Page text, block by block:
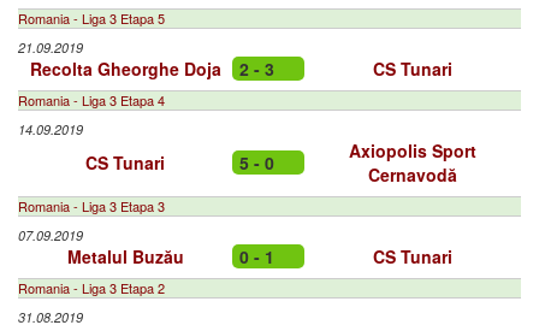
Romania - Liga 3 Etapa 5
21.09.2019
Recolta Gheorghe Doja 2 - 3 CS Tunari
Romania - Liga 3 Etapa 4
14.09.2019
CS Tunari 5 - 0
Axiopolis Sport
Cernavodă
Romania - Liga 3 Etapa 3
07.09.2019
Metalul Buzău 0 - 1 CS Tunari
Romania - Liga 3 Etapa 2
31.08.2019